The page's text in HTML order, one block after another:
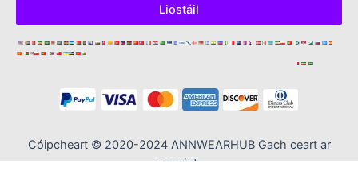
h
p
h
Liostáil
Cóipcheart © 2020-2024 ANNWEARHUB Gach ceart ar
cosaint.